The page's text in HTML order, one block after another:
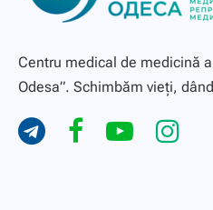
Centru medical de medicină
Odesa”. Schimbăm vieți,